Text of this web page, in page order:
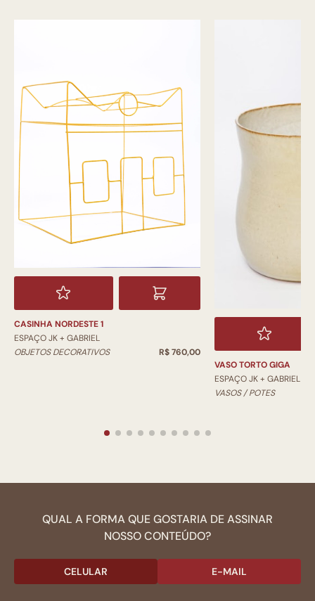
CASINHA NORDESTE 1
ESPAÇO JK + GABRIEL
OBJETOS DECORATIVOS
R$ 760,00
VASO TORTO GIGA
ESPAÇO JK + GABRIEL
VASOS / POTES
QUAL A FORMA QUE GOSTARIA DE ASSINAR
NOSSO CONTEÚDO?
CELULAR E-MAIL